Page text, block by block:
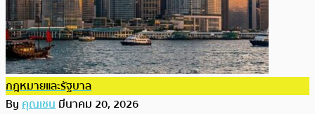
กฎหมายและรัฐบาล
Byคุณเชนมีนาคม 20, 2026